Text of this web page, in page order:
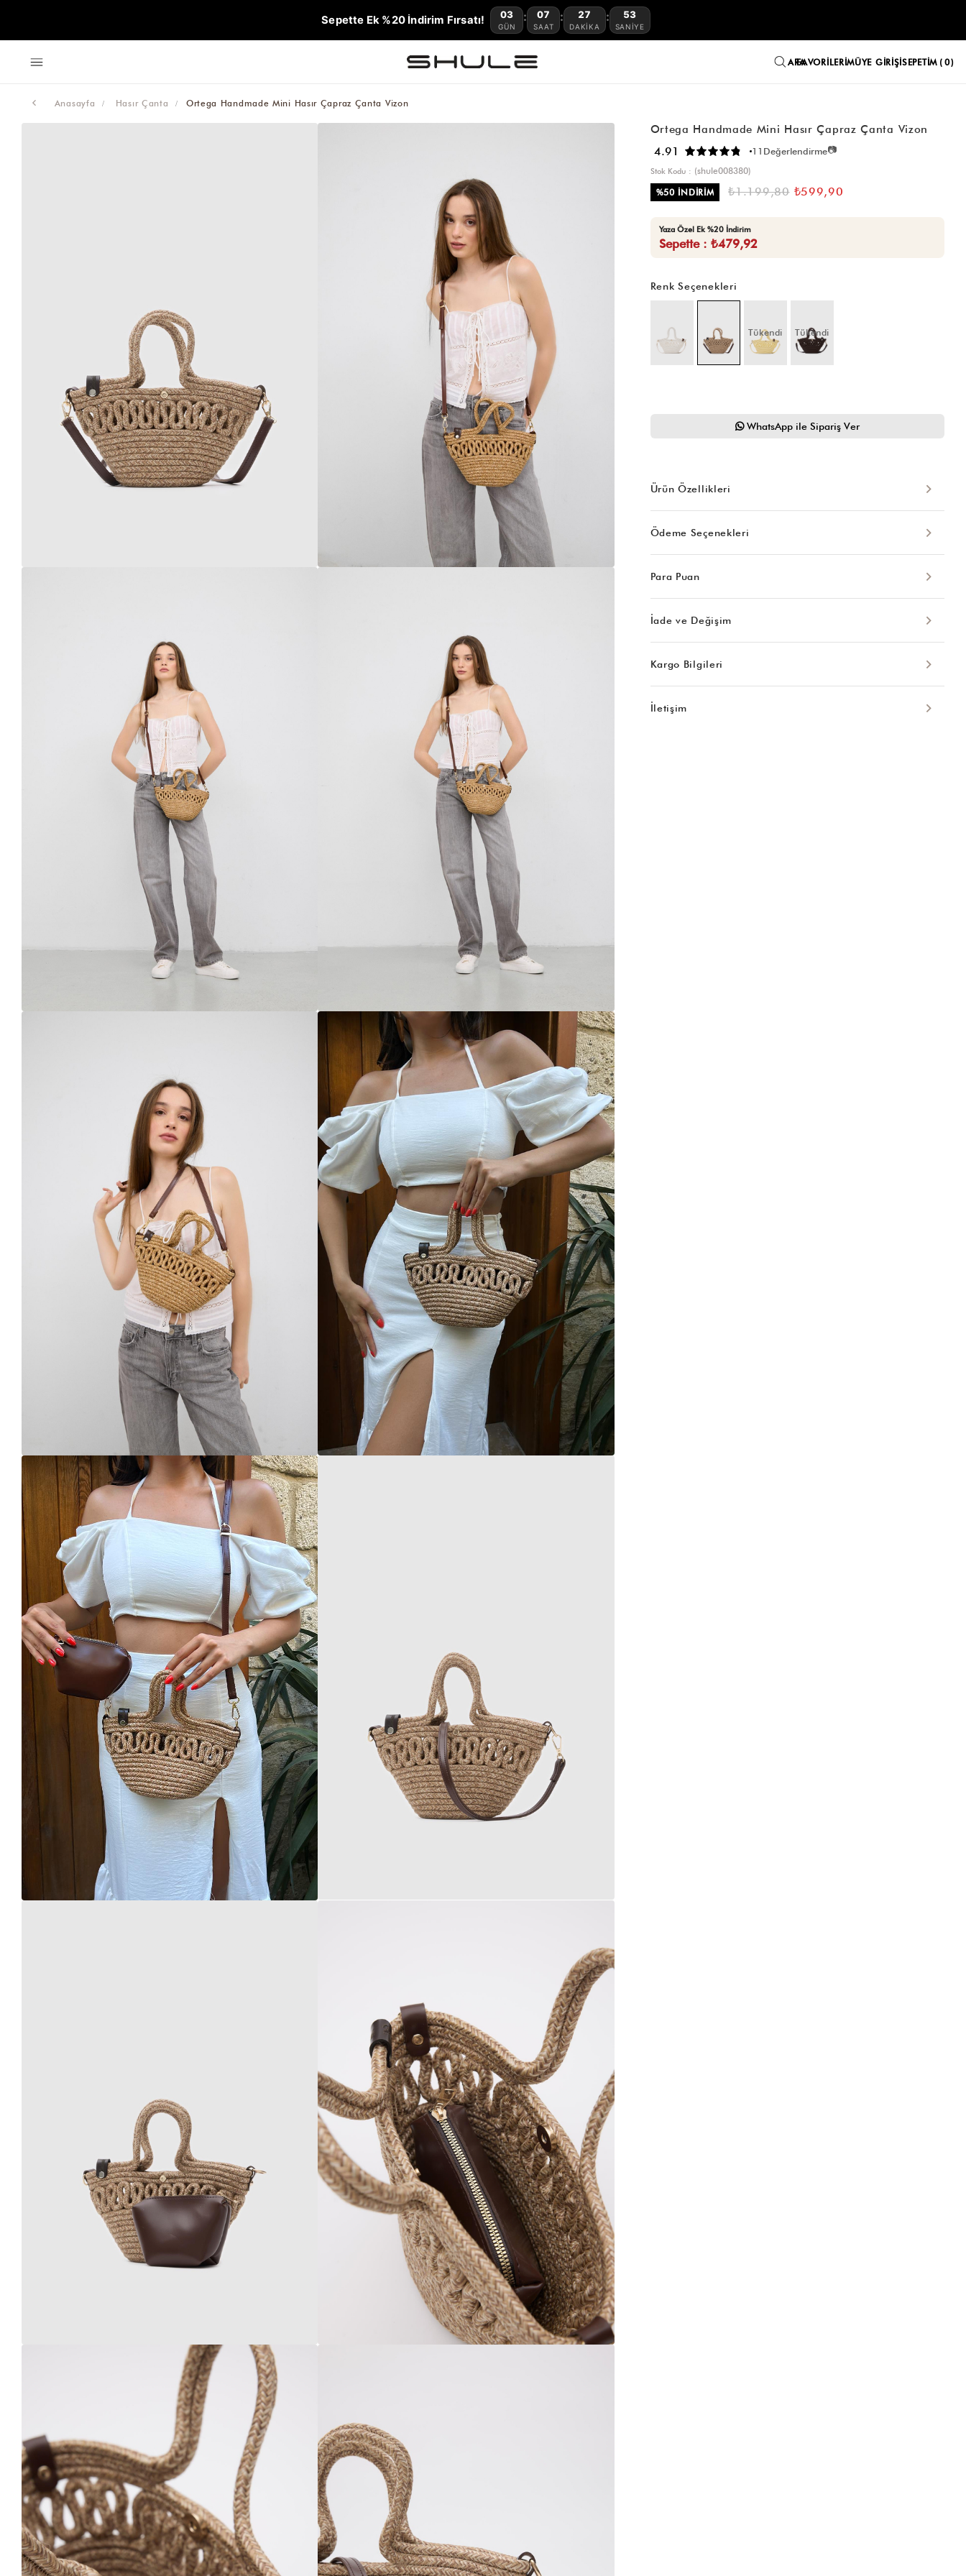
Sepette Ek %20 İndirim Fırsatı! 03
GÜN
: 07
SAAT
: 27
DAKIKA
: 51
SANIYE
FAVORILERIMÜYE GIRIŞISEPETIM 0
Anasayfa Hasır Çanta Ortega Handmade Mini Hasır Çapraz Çanta Vizon
Ortega Handmade Mini Hasır Çapraz Çanta Vizon
4.91 11 Değerlendirme📷
Stok Kodu
(shule008380)
%50İNDIRIM ₺1.199,80 ₺599,90
Yaza Özel Ek %20 İndirim
Sepette : ₺479,92
Renk Seçenekleri
Tükendi Tükendi
WhatsApp ile Sipariş Ver
Ürün Özellikleri
Ödeme Seçenekleri
Para Puan
İade ve Değişim
Kargo Bilgileri
İletişim